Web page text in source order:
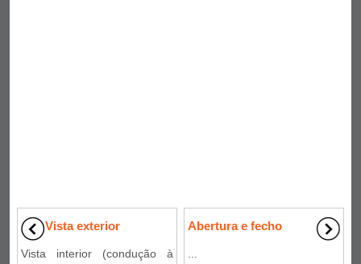
Vista exterior
Vista interior (condução à
Abertura e fecho